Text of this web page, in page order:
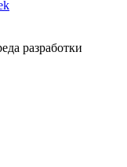
разработки